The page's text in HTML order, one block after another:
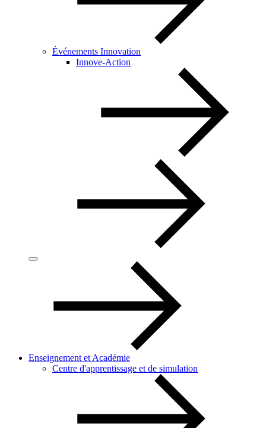
Événements Innovation
Innove-Action
Enseignement et Académie
Centre d'apprentissage et de simulation